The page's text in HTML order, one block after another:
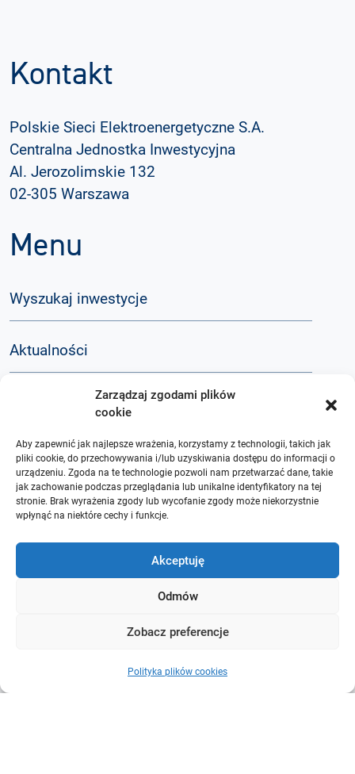
Zarządzaj zgodami plików
cookie
Aby zapewnić jak najlepsze wrażenia, korzystamy z technologii, takich jak
pliki cookie, do przechowywania i/lub uzyskiwania dostępu do informacji o
urządzeniu. Zgoda na te technologie pozwoli nam przetwarzać dane, takie
jak zachowanie podczas przeglądania lub unikalne identyfikatory na tej
stronie. Brak wyrażenia zgody lub wycofanie zgody może niekorzystnie
wpłynąć na niektóre cechy i funkcje.
Akceptuję
Odmów
Zobacz preferencje
Polityka plików cookies
Kontakt
Polskie Sieci Elektroenergetyczne S.A.
Centralna Jednostka Inwestycyjna
Al. Jerozolimskie 132
02-305 Warszawa
Menu
Wyszukaj inwestycje
Aktualności
Przygotowanie inwestycji
Komunikacja społeczna
Baza wiedzy